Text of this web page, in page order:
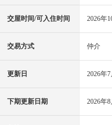
交屋时间/可入住时间 2026年
交易方式 仲介
更新日 2026年7
下期更新日期 2026年8